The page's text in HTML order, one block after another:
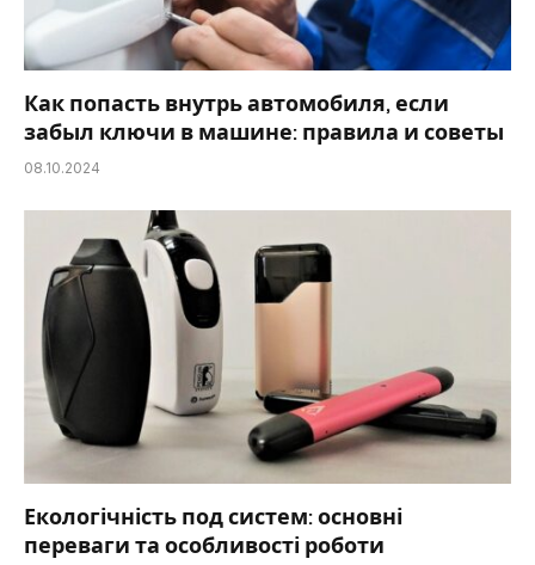
Как попасть внутрь автомобиля, если
забыл ключи в машине: правила и советы
08.10.2024
Екологічність под систем: основні
переваги та особливості роботи